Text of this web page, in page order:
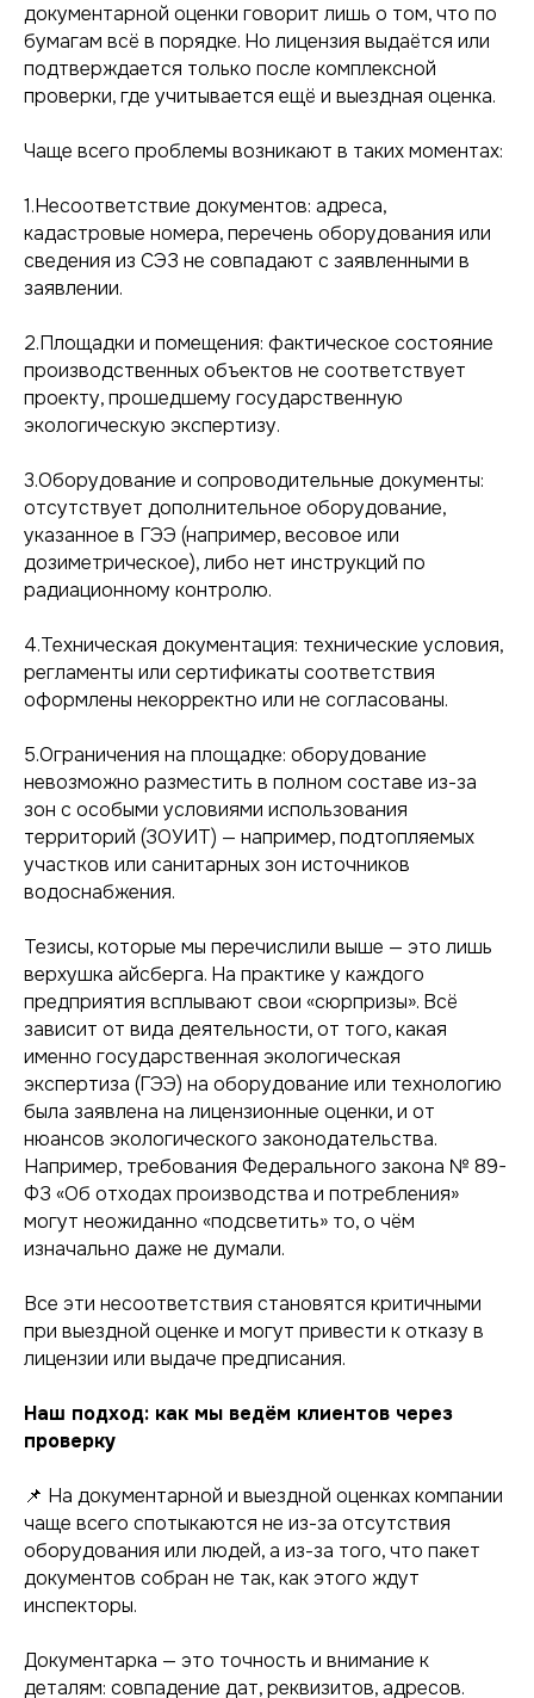
документарной оценки говорит лишь о том, что по
бумагам всё в порядке. Но лицензия выдаётся или
подтверждается только после комплексной
проверки, где учитывается ещё и выездная оценка.
Чаще всего проблемы возникают в таких моментах:
1.Несоответствие документов: адреса,
кадастровые номера, перечень оборудования или
сведения из СЭЗ не совпадают с заявленными в
заявлении.
2.Площадки и помещения: фактическое состояние
производственных объектов не соответствует
проекту, прошедшему государственную
экологическую экспертизу.
3.Оборудование и сопроводительные документы:
отсутствует дополнительное оборудование,
указанное в ГЭЭ (например, весовое или
дозиметрическое), либо нет инструкций по
радиационному контролю.
4.Техническая документация: технические условия,
регламенты или сертификаты соответствия
оформлены некорректно или не согласованы.
5.Ограничения на площадке: оборудование
невозможно разместить в полном составе из-за
зон с особыми условиями использования
территорий (ЗОУИТ) — например, подтопляемых
участков или санитарных зон источников
водоснабжения.
Тезисы, которые мы перечислили выше — это лишь
верхушка айсберга. На практике у каждого
предприятия всплывают свои «сюрпризы». Всё
зависит от вида деятельности, от того, какая
именно государственная экологическая
экспертиза (ГЭЭ) на оборудование или технологию
была заявлена на лицензионные оценки, и от
нюансов экологического законодательства.
Например, требования Федерального закона № 89-
ФЗ «Об отходах производства и потребления»
могут неожиданно «подсветить» то, о чём
изначально даже не думали.
Все эти несоответствия становятся критичными
при выездной оценке и могут привести к отказу в
лицензии или выдаче предписания.
Наш подход: как мы ведём клиентов через
проверку
📌 На документарной и выездной оценках компании
чаще всего спотыкаются не из-за отсутствия
оборудования или людей, а из-за того, что пакет
документов собран не так, как этого ждут
инспекторы.
Документарка — это точность и внимание к
деталям: совпадение дат, реквизитов, адресов.
Мы сами прошли путь
от первых согласований
до сложнейших проектов.
Поэтому точно знаем:
должны решаться просто
и профессионально.
Оставьте заявку —
руководитель
"Зона
Проектирования"
ДАВАЙТЕ ОБСУДИМ
ВАШУ ЗАДАЧУ
Ваше имя